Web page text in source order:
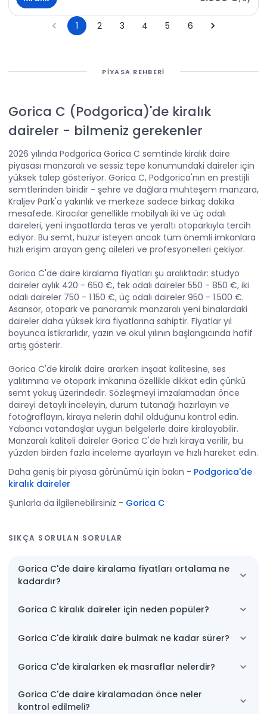
1 2 3 4 5 6
PIYASA REHBERI
Gorica C (Podgorica)'de kiralık
daireler - bilmeniz gerekenler
2026 yılında Podgorica Gorica C semtinde kiralık daire
piyasası manzaralı ve sessiz tepe konumundaki daireler için
yüksek talep gösteriyor. Gorica C, Podgorica'nın en prestijli
semtlerinden biridir - şehre ve dağlara muhteşem manzara,
Kraljev Park'a yakınlık ve merkeze sadece birkaç dakika
mesafede. Kiracılar genellikle mobilyalı iki ve üç odalı
daireleri, yeni inşaatlarda teras ve yeraltı otoparkıyla tercih
ediyor. Bu semt, huzur isteyen ancak tüm önemli imkanlara
hızlı erişim arayan genç aileleri ve profesyonelleri çekiyor.
Gorica C'de daire kiralama fiyatları şu aralıktadır: stüdyo
daireler aylık 420 - 650 €, tek odalı daireler 550 - 850 €, iki
odalı daireler 750 - 1.150 €, üç odalı daireler 950 - 1.500 €.
Asansör, otopark ve panoramik manzaralı yeni binalardaki
daireler daha yüksek kira fiyatlarına sahiptir. Fiyatlar yıl
boyunca istikrarlıdır, yazın ve okul yılının başlangıcında hafif
artış gösterir.
Gorica C'de kiralık daire ararken inşaat kalitesine, ses
yalıtımına ve otopark imkanına özellikle dikkat edin çünkü
semt yokuş üzerindedir. Sözleşmeyi imzalamadan önce
daireyi detaylı inceleyin, durum tutanağı hazırlayın ve
fotoğraflayın, kiraya nelerin dahil olduğunu kontrol edin.
Yabancı vatandaşlar uygun belgelerle daire kiralayabilir.
Manzaralı kaliteli daireler Gorica C'de hızlı kiraya verilir, bu
yüzden birden fazla inceleme ayarlayın ve hızlı hareket edin.
Daha geniş bir piyasa görünümü için bakın - Podgorica'de
kiralık daireler
Şunlarla da ilgilenebilirsiniz - Gorica C
SIKÇA SORULAN SORULAR
Gorica C'de daire kiralama fiyatları ortalama ne
kadardır?
Gorica C kiralık daireler için neden popüler?
Gorica C'de kiralık daire bulmak ne kadar sürer?
Gorica C'de kiralarken ek masraflar nelerdir?
Gorica C'de daire kiralamadan önce neler
kontrol edilmeli?